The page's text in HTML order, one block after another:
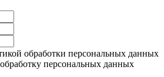
обработки персональных данных
персональных данных